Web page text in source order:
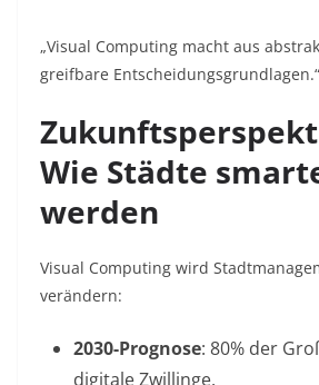
„Visual Computing macht aus
greifbare Entscheidungsgrundlagen.“
Wie Städte
werden
Visual Computing wird
verändern:
2030-Prognose: 80% der
digitale Zwillinge.